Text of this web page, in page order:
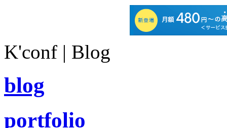
K'conf | Blog
blog
portfolio